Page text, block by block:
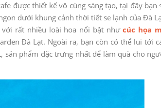
được thiết kế vô cùng sáng tạo, tại đây bạn
dưới khung cảnh thời tiết se lạnh của Đà
với rất nhiều loài hoa nổi bật nhưcúc họa
Đà Lạt. Ngoài ra, bạn còn có thể lui tới
phẩm đặc trưng nhất để làm quà cho